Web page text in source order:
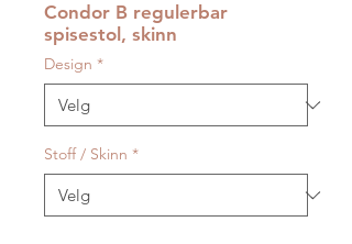
Condor B regulerbar
spisestol, skinn
Design *
Stoff / Skinn *